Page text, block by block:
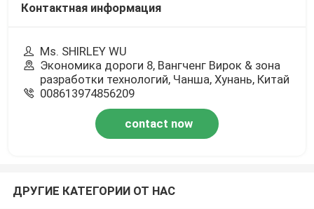
Контактная информация
Ms. SHIRLEY WU
Экономика дороги 8, Вангченг Вирок & зона
разработки технологий, Чанша, Хунань, Китай
008613974856209
contact now
ДРУГИЕ КАТЕГОРИИ ОТ НАС